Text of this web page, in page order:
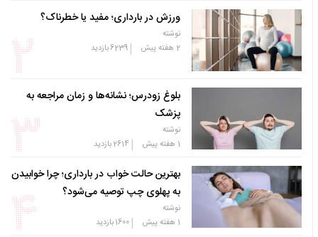
ورزش در بارداری؛ مفید یا خطرناک؟
نوشته
2 هفته پیش
|
6239بازدید
بلوغ زودرس؛ نشانه‌ها و زمان مراجعه به
پزشک
نوشته
1 هفته پیش
|
2614بازدید
بهترین حالت خواب در بارداری؛ چرا خوابیدن
به پهلوی چپ توصیه می‌شود؟
نوشته
1 هفته پیش
|
1600بازدید